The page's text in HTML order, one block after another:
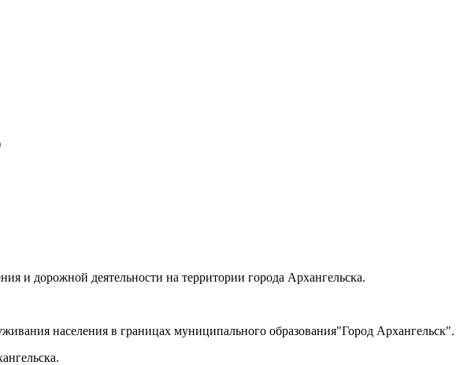
и дорожной деятельности на территории города Архангельска.
населения в границах муниципального образования"Город Архангельск".